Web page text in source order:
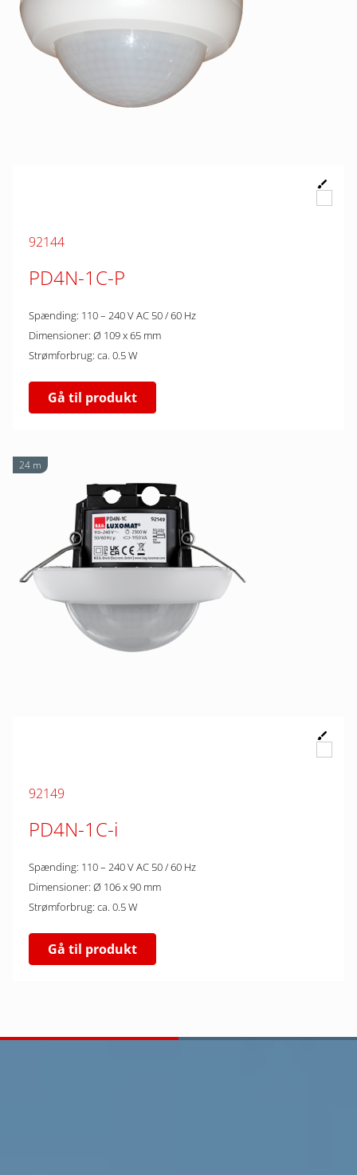
92144
PD4N-1C-P
Spænding: 110 – 240 V AC 50 / 60 Hz
Dimensioner: Ø 109 x 65 mm
Strømforbrug: ca. 0.5 W
Gå til produkt
24 m
92149
PD4N-1C-i
Spænding: 110 – 240 V AC 50 / 60 Hz
Dimensioner: Ø 106 x 90 mm
Strømforbrug: ca. 0.5 W
Gå til produkt